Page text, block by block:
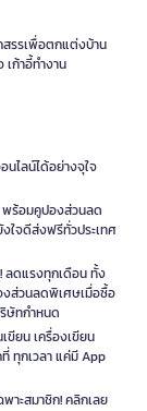
รรเพื่อตกแต่งบ้าน
เก้าอี้ทำงาน
ไลน์ได้อย่างจุใจ
พร้อมคูปองส่วนลด
ใจดีส่งฟรีทั่วประเทศ
ลดแรงทุกเดือน ทั้ง
งส่วนลดพิเศษเมื่อซื้อ
ษัทกำหนด
ขียน เครื่องเขียน
ทุกเวลา แค่มี App
าะสมาชิก! คลิกเลย